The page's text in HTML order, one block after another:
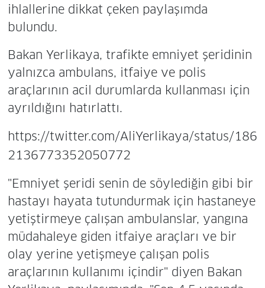
ihlallerine dikkat çeken paylaşımda
bulundu.
Bakan Yerlikaya, trafikte emniyet şeridinin
yalnızca ambulans, itfaiye ve polis
araçlarının acil durumlarda kullanması için
ayrıldığını hatırlattı.
https://twitter.com/AliYerlikaya/status/186
2136773352050772
"Emniyet şeridi senin de söylediğin gibi bir
hastayı hayata tutundurmak için hastaneye
yetiştirmeye çalışan ambulanslar, yangına
müdahaleye giden itfaiye araçları ve bir
olay yerine yetişmeye çalışan polis
araçlarının kullanımı içindir" diyen Bakan